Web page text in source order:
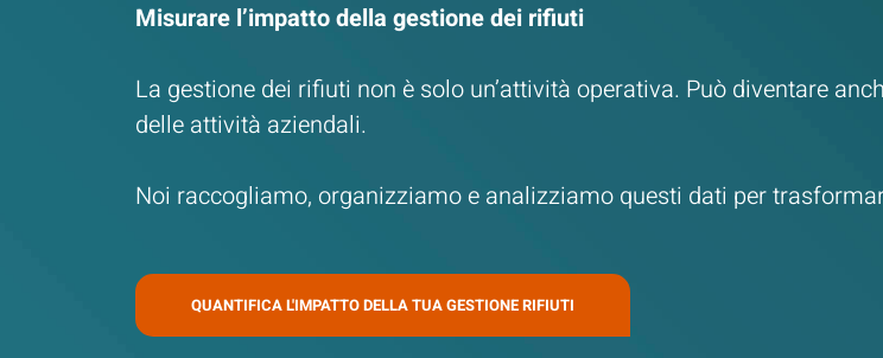
Misurare l’impatto della gestione dei rifiuti
La gestione dei rifiuti non è solo un’attività operativa. Può diventare
delle attività aziendali.
Noi raccogliamo, organizziamo e analizziamo questi dati per
QUANTIFICA L'IMPATTO DELLA TUA GESTIONE RIFIUTI